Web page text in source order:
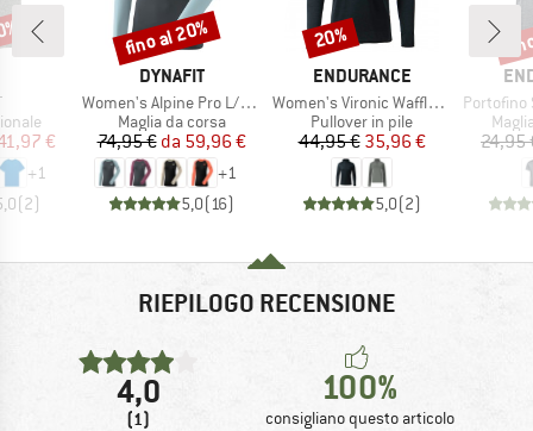
ridotto
€
+1
(2)
MARCHIO
DYNAFIT
Articolo
Women's Alpine Pro L/S Tee
Gruppo di prodotti
Maglia da corsa
Prezzo
74,95 € Prezzo ridotto
da 59,96 €
+1
5,0(16)
Sconto
fino al 20%
MARCHIO
ENDURANCE
Articolo
Women's Vironic Waffle Melange Loose Fit Midlayer
Gruppo di prodotti
Pullover in pile
Prezzo
44,95 €Prezzo ridotto
35,96 €
5,0(2)
Sconto
20%
Articolo
Portofino S/
24,95
RIEPILOGO RECENSIONE
4,0
(1)
100%
consigliano questo articolo